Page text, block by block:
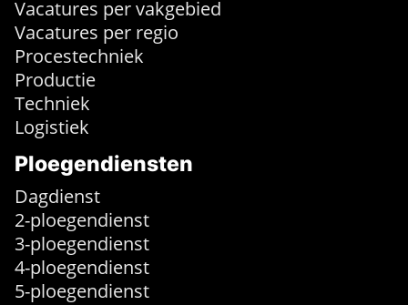
Vacatures per vakgebied
Vacatures per regio
Procestechniek
Productie
Techniek
Logistiek
Ploegendiensten
Dagdienst
2-ploegendienst
3-ploegendienst
4-ploegendienst
5-ploegendienst